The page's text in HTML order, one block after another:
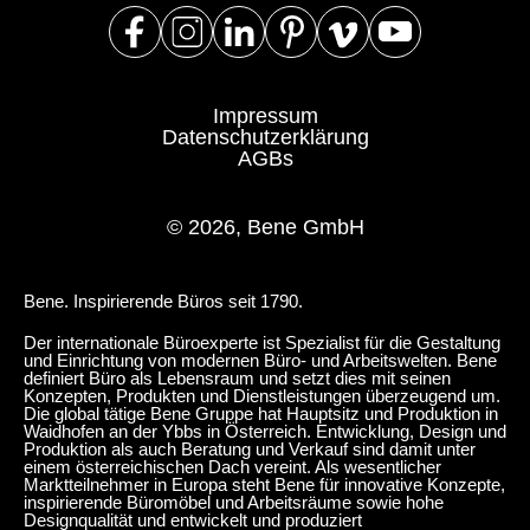
© 2026, Bene GmbH
Impressum
Datenschutzerklärung
AGBs
Bene. Inspirierende Büros seit 1790.
Der internationale Büroexperte ist Spezialist für die Gestaltung
und Einrichtung von modernen Büro- und Arbeitswelten. Bene
definiert Büro als Lebensraum und setzt dies mit seinen
Konzepten, Produkten und Dienstleistungen überzeugend um.
Die global tätige Bene Gruppe hat Hauptsitz und Produktion in
Waidhofen an der Ybbs in Österreich. Entwicklung, Design und
Produktion als auch Beratung und Verkauf sind damit unter
einem österreichischen Dach vereint. Als wesentlicher
Marktteilnehmer in Europa steht Bene für innovative Konzepte,
inspirierende Büromöbel und Arbeitsräume sowie hohe
Designqualität und entwickelt und produziert